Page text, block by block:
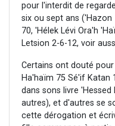
pour l'interdit de
six ou sept ans
70, 'Hélek Lévi Ora'h
Letsion 2-6-12, voir
Certains ont douté
Ha'haïm 75 Sé'if Katan
dans sons livre
autres), et d'autres se
cette dérogation et